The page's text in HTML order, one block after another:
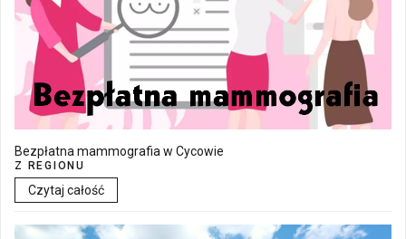
Bezpłatna mammografia w Cycowie
Z REGIONU
Czytaj całość